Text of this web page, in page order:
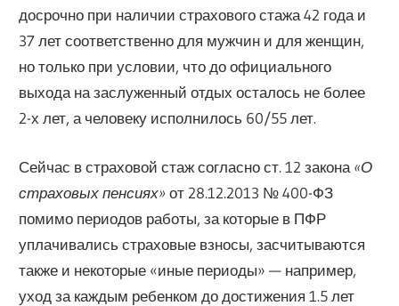
досрочно при наличии страхового стажа 42 года и
37 лет соответственно для мужчин и для женщин,
но только при условии, что до официального
выхода на заслуженный отдых осталось не более
2-х лет, а человеку исполнилось 60/55 лет.
Сейчас в страховой стаж согласно ст. 12 закона «О
страховых пенсиях» от 28.12.2013 № 400-ФЗ
помимо периодов работы, за которые в ПФР
уплачивались страховые взносы, засчитываются
также и некоторые «иные периоды» — например,
уход за каждым ребенком до достижения 1.5 лет